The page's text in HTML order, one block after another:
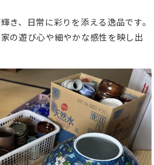
き、日常に彩りを添える逸品です。
の遊び心や細やかな感性を映し出